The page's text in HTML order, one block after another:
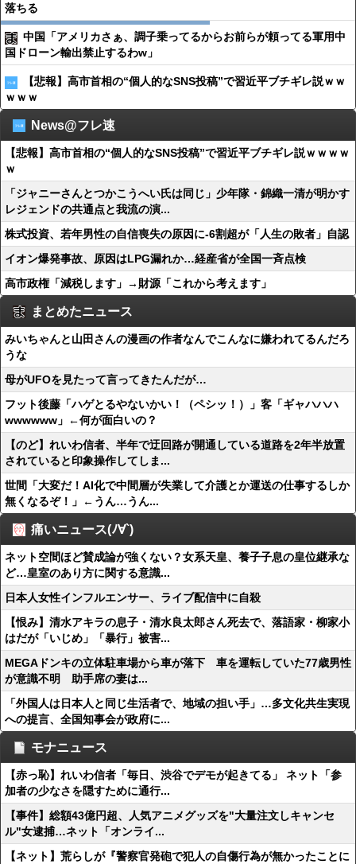
落ちる
中国「アメリカさぁ、調子乗ってるからお前らが頼ってる軍用中
国ドローン輸出禁止するわw」
【悲報】高市首相の“個人的なSNS投稿”で習近平ブチギレ説ｗｗ
ｗｗｗ
News@フレ速
【悲報】高市首相の“個人的なSNS投稿”で習近平ブチギレ説ｗｗｗｗ
ｗ
「ジャニーさんとつかこうへい氏は同じ」少年隊・錦織一清が明かす
レジェンドの共通点と我流の演...
株式投資、若年男性の自信喪失の原因に-6割超が「人生の敗者」自認
イオン爆発事故、原因はLPG漏れか…経産省が全国一斉点検
高市政権「減税します」→財源「これから考えます」
まとめたニュース
みいちゃんと山田さんの漫画の作者なんでこんなに嫌われてるんだろ
うな
母がUFOを見たって言ってきたんだが…
フット後藤「ハゲとるやないかい！（ペシッ！）」客「ギャハハハ
wwwwww」←何が面白いの？
【のど】れいわ信者、半年で迂回路が開通している道路を2年半放置
されていると印象操作してしま...
世間「大変だ！AI化で中間層が失業して介護とか運送の仕事するしか
無くなるぞ！」←うん…うん...
痛いニュース(ﾉ∀`)
ネット空間ほど賛成論が強くない？女系天皇、養子子息の皇位継承な
ど…皇室のあり方に関する意識...
日本人女性インフルエンサー、ライブ配信中に自殺
【恨み】清水アキラの息子・清水良太郎さん死去で、落語家・柳家小
はだが「いじめ」「暴行」被害...
MEGAドンキの立体駐車場から車が落下 車を運転していた77歳男性
が意識不明 助手席の妻は...
「外国人は日本人と同じ生活者で、地域の担い手」…多文化共生実現
への提言、全国知事会が政府に...
モナニュース
【赤っ恥】れいわ信者「毎日、渋谷でデモが起きてる」 ネット「参
加者の少なさを隠すために通行...
【事件】総額43億円超、人気アニメグッズを"大量注文しキャンセ
ル"女逮捕…ネット「オンライ...
【ネット】荒らしが『警察官発砲で犯人の自傷行為が無かったことに